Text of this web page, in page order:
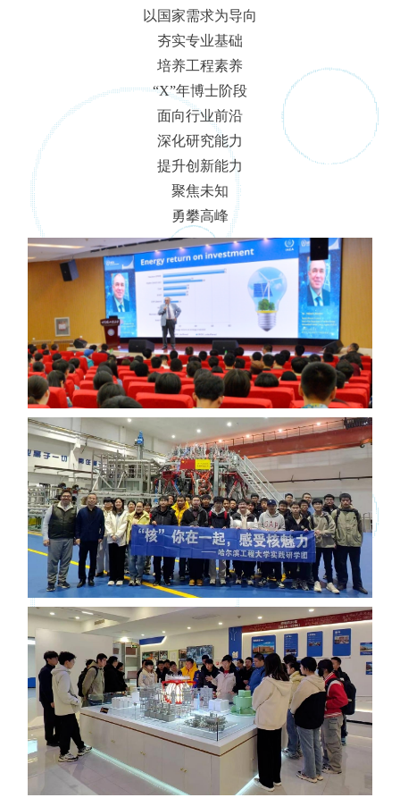
以国家需求为导向
夯实专业基础
培养工程素养
“X”年博士阶段
面向行业前沿
深化研究能力
提升创新能力
聚焦未知
勇攀高峰